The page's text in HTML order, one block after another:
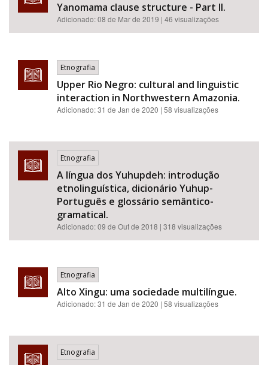
Yanomama clause structure - Part II.
Adicionado:08 de Mar de 2019 | 46 visualizações
Etnografia
Upper Rio Negro: cultural and linguistic
interaction in Northwestern Amazonia.
Adicionado:31 de Jan de 2020 | 58 visualizações
Etnografia
A língua dos Yuhupdeh: introdução
etnolinguística, dicionário Yuhup-
Português e glossário semântico-
gramatical.
Adicionado:09 de Out de 2018 | 318 visualizações
Etnografia
Alto Xingu: uma sociedade multilíngue.
Adicionado:31 de Jan de 2020 | 58 visualizações
Etnografia